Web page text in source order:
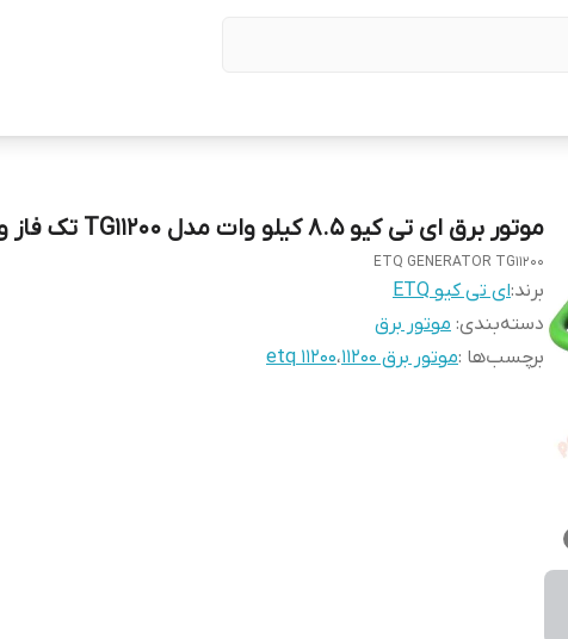
موتور برق ای تی کیو ۸.۵ کیلو وات مدل TG11200 تک فاز و سه فاز
ETQ GENERATOR TG11200
برند:ای تی کیو ETQ
دسته‌بندی: موتور برق
برچسب‌ها :موتور برق 11200 ،etq 11200